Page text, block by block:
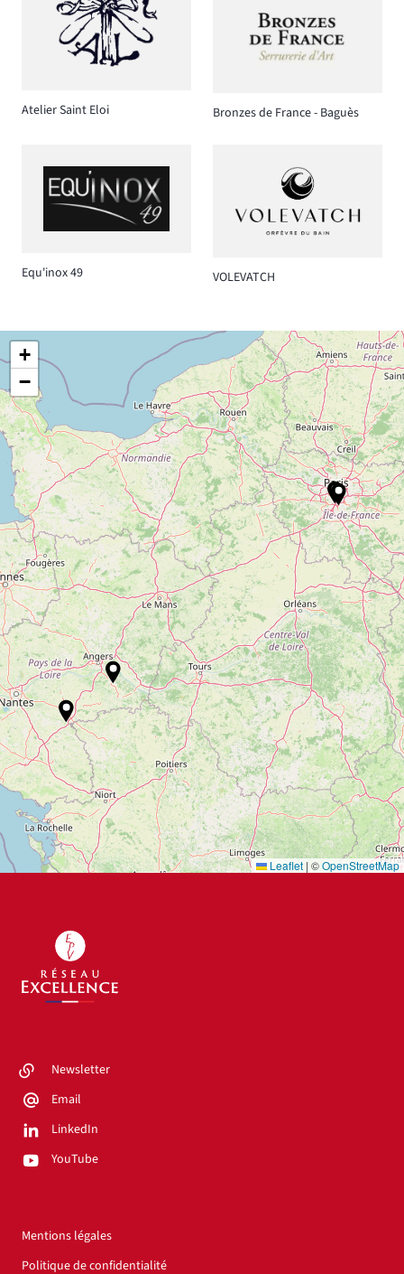
Atelier Saint Eloi Bronzes de France - Baguès
Equ'inox 49 VOLEVATCH
+
−
Leaflet | ©OpenStreetMap
Newsletter
Email
LinkedIn
YouTube
Mentions légales
Politique de confidentialité